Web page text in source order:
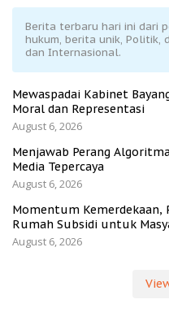
Berita terbaru hari ini dari
hukum, berita unik, Politik,
dan Internasional.
Mewaspadai Kabinet
Moral dan Representasi
August 6, 2026
Menjawab Perang
Media Tepercaya
August 6, 2026
Momentum Kemerdekaan,
Rumah Subsidi untuk
August 6, 2026